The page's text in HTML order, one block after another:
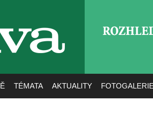
TÉMATA AKTUALITY